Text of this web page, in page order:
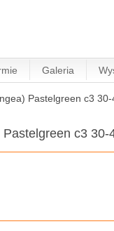
Galeria
Pastelgreen c3 30-
c3 30-